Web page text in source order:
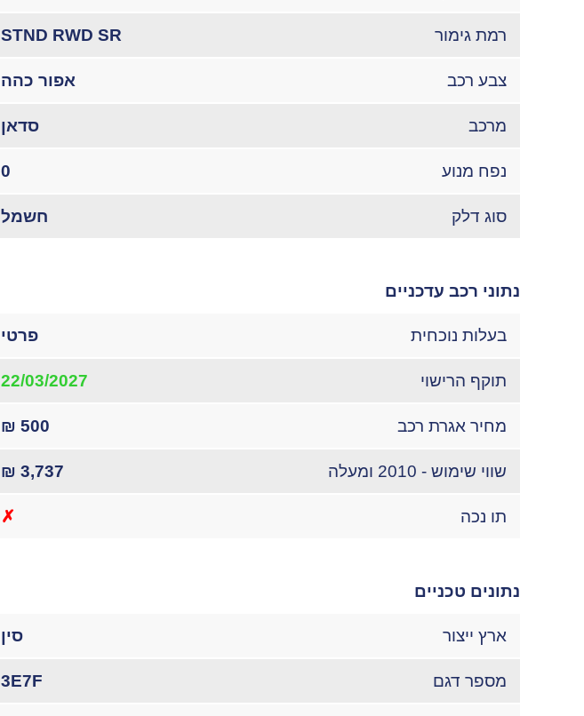
רמת גימור STND RWD SR
צבע רכב אפור כהה
מרכב סדאן
נפח מנוע 0
סוג דלק חשמל
נתוני רכב עדכניים
בעלות נוכחית פרטי
תוקף הרישוי 22/03/2027
מחיר אגרת רכב 500 ₪
שווי שימוש - 2010 ומעלה 3,737 ₪
תו נכה ✗
נתונים טכניים
ארץ ייצור סין
מספר דגם 3E7F